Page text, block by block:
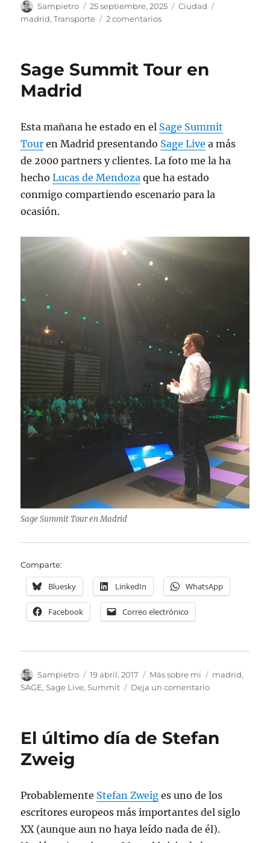
Autor
Sampietro
Publicado
el
25 septiembre, 2025 Categorías
Ciudad
madrid,Transporte 2 comentariosen
(pese
Sage Summit Tour en
Madrid
Esta mañana he estado en el Sage Summit
Tour en Madrid presentando Sage Live a más
de 2000 partners y clientes. La foto me la ha
hechoLucas de Mendoza que ha estado
conmigo compartiendo escenario para la
ocasión.
Sage Summit Tour en Madrid
Comparte:
Bluesky LinkedIn WhatsApp
Facebook Correo electrónico
Autor
Sampietro
Publicado
el
19 abril, 2017 Categorías
Más sobre mi Etiquetas
madrid,
SAGE,Sage Live,Summit Deja un comentarioen
en
El último día de Stefan
Zweig
Probablemente Stefan Zweig es uno de los
escritores europeos más importantes del siglo
XX (aunque aun no haya leído nada de él).